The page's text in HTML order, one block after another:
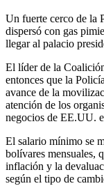
Un fuerte cerco de la
dispersó con gas
llegar al palacio
El líder de la
entonces que la
avance de la
atención de los
negocios de EE.UU.
El salario mínimo se
bolívares mensuales,
inflación y la
según el tipo de